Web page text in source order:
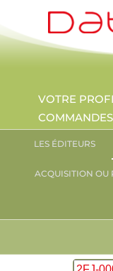
VOTRE
COMMANDES
LES ÉDITEURS
ACQUISITION OU